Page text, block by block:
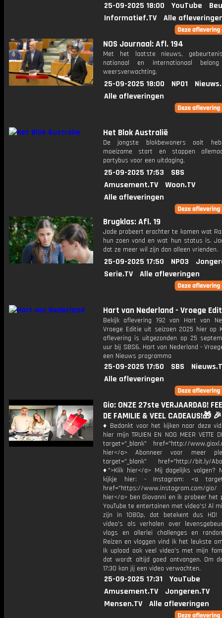
25-09-2025 18:00 YouTube
Informatief.TV
Alle
NOS Journaal: Afl. 194
Met het laatste nieuws,
nationaal en internationaal
weersverwachting.
25-09-2025 18:00 NPO1
Alle afleveringen
Het Blok Australië
De jongste blokbewoners ooit
moeizame start en stappen
partybus voor een uitdaging.
25-09-2025 17:53
SBS
Amusement.TV
Woon.TV
Alle afleveringen
Brugklas: Afl. 19
Jade probeert erachter te komen wat
hun zoen vond en wat hun status is.
dat ze meer wil zijn dan alleen vrienden.
25-09-2025 17:50 NPO3
Serie.TV
Alle afleveringen
Hart van Nederland - Vroege
Bekijk aflevering 192 van Hart van
Vroege Editie uit seizoen 2025 hier op
aflevering is uitgezonden op 25
uur bij SBS6. Hart van Nederland -
een Nieuws programma
25-09-2025 17:50 SBS
Alle afleveringen
Gio: ONZE 27ste VERJAARDAG!
DE FAMILIE & VEEL CADEAUS!🎁 🎉
♦ Bedankt voor het kijken naar deze
hier mijn TRUIEN EN NOG MEER VETTE
target="_blank" href="http://
hier</a> Abonneer voor meer
target="_blank" href="http://bit.ly/
♦">Klik hier</a> Mij dagelijks volgen?
kijkje hier: - Instagram: <a
href="https://www.instagram.com/
hier</a> ben Giovanni en ik probeer het
YouTube te entertainen met video's! Al
zijn in 1080p, dat betekent dus HD!
video's als verhalen over
vlogs en allerlei challenges en
Reizen en vloggen vind ik het leukste
Ik upload ook veel video's met mijn
dat wordt altijd goed ontvangen. Om
17:30 kan jij een video verwachten.
25-09-2025 17:31
YouTube
Amusement.TV
Jongeren.TV
Mensen.TV
Alle afleveringen